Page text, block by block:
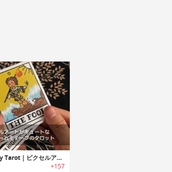
8-Bit Fantasy Tarot｜ピクセルアートがキュートなレトロゲームモチーフのタロット
+157